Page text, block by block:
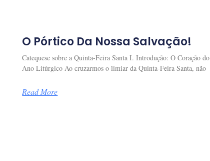
O Pórtico Da Nossa Salvação!
Catequese sobre a Quinta-Feira Santa I. Introdução: O Coração do
Ano Litúrgico Ao cruzarmos o limiar da Quinta-Feira Santa, não
Read More